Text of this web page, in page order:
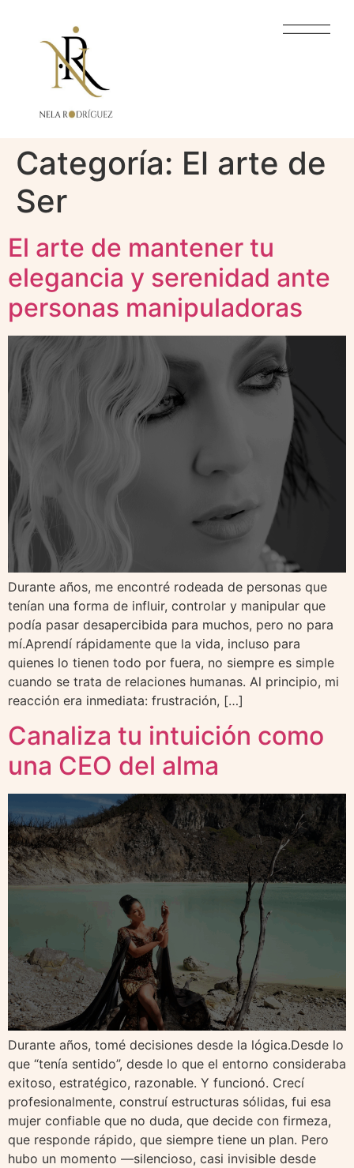
Categoría: El arte de
Ser
El arte de mantener tu
elegancia y serenidad ante
personas manipuladoras
Durante años, me encontré rodeada de personas que
tenían una forma de influir, controlar y manipular que
podía pasar desapercibida para muchos, pero no para
mí.Aprendí rápidamente que la vida, incluso para
quienes lo tienen todo por fuera, no siempre es simple
cuando se trata de relaciones humanas. Al principio, mi
reacción era inmediata: frustración, […]
Canaliza tu intuición como
una CEO del alma
Durante años, tomé decisiones desde la lógica.Desde lo
que “tenía sentido”, desde lo que el entorno consideraba
exitoso, estratégico, razonable. Y funcionó. Crecí
profesionalmente, construí estructuras sólidas, fui esa
mujer confiable que no duda, que decide con firmeza,
que responde rápido, que siempre tiene un plan. Pero
hubo un momento —silencioso, casi invisible desde